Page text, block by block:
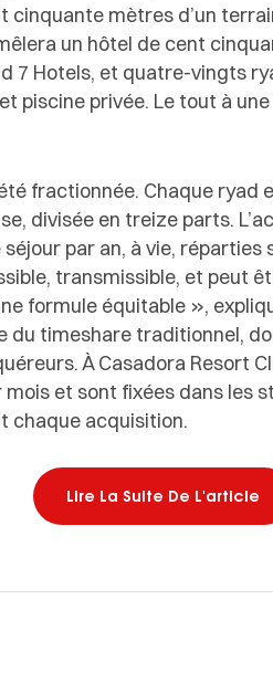
mètres d’un
un hôtel de cent
7 Hotels, et quatre-vingts
piscine privée. Le tout à
fractionnée. Chaque ryad
divisée en treize parts.
par an, à vie,
transmissible, et peut
formule équitable »,
du timeshare traditionnel,
À Casadora Resort
et sont fixées dans les
chaque acquisition.
Lire La Suite De L'article